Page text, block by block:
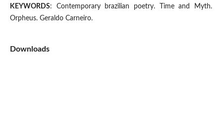
KEYWORDS: Contemporary brazilian poetry. Time and Myth.
Orpheus. Geraldo Carneiro.
Downloads